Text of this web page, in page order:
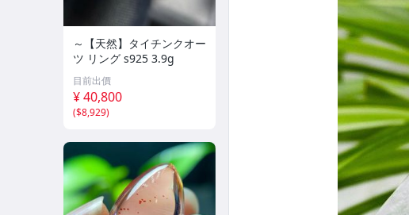
～【天然】タイチンクオー
ツ リング s925 3.9g
目前出價
¥ 40,800
($8,929)